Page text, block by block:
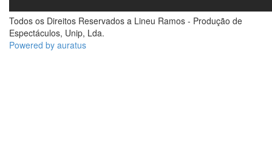
Todos os Direitos Reservados a Lineu Ramos - Produção de
Espectáculos, Unip, Lda.
Powered by auratus